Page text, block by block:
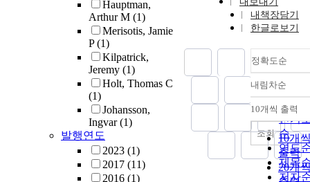
Hauptman,
Arthur M (1)
Merisotis, Jamie
P(1)
Kilpatrick,
Jeremy (1)
Holt, Thomas C
(1)
Johansson,
Ingvar(1)
발행연도
2023 (1)
2017 (11)
2016 (1)
내책장담기
한글로보기
정확도순
정확
순
인기
순
연도
제목
저자
내림차순
내림
10개씩 출력
10개
출력
20개
조회